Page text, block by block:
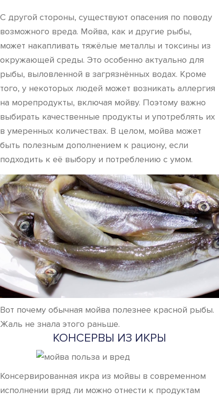
С другой стороны, существуют опасения по поводу
возможного вреда. Мойва, как и другие рыбы,
может накапливать тяжёлые металлы и токсины из
окружающей среды. Это особенно актуально для
рыбы, выловленной в загрязнённых водах. Кроме
того, у некоторых людей может возникать аллергия
на морепродукты, включая мойву. Поэтому важно
выбирать качественные продукты и употреблять их
в умеренных количествах. В целом, мойва может
быть полезным дополнением к рациону, если
подходить к её выбору и потреблению с умом.
Вот почему обычная мойва полезнее красной рыбы.
Жаль не знала этого раньше.
КОНСЕРВЫ ИЗ ИКРЫ
Консервированная икра из мойвы в современном
исполнении вряд ли можно отнести к продуктам